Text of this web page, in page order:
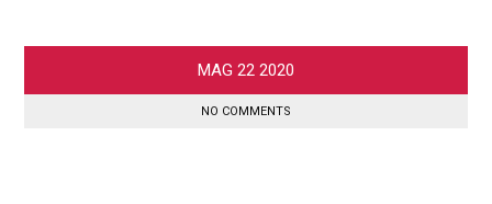
MAG 22 2020
NO COMMENTS